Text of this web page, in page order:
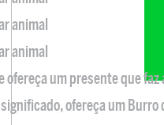
animal
animal
ofereça um presente que
ofereça um